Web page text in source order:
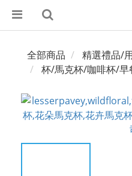
全部商品
精選禮品/
杯/馬克杯/咖啡杯/